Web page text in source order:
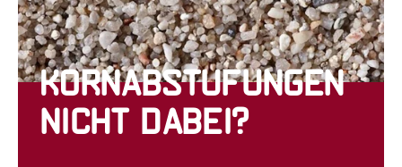
Kornabstufungen
nicht dabei?